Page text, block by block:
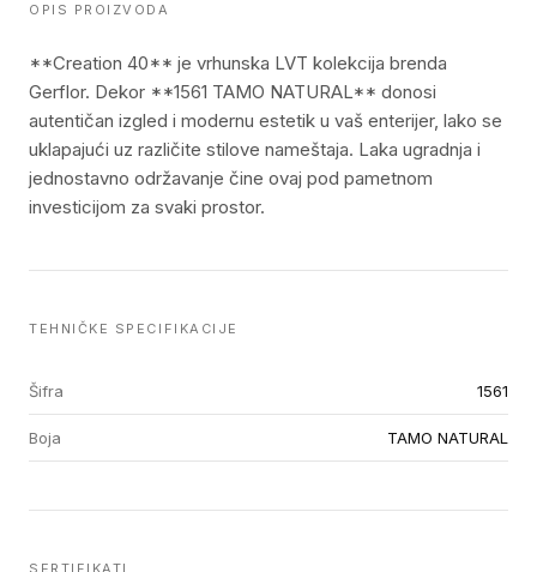
OPIS PROIZVODA
**Creation 40** je vrhunska LVT kolekcija brenda
Gerflor. Dekor **1561 TAMO NATURAL** donosi
autentičan izgled i modernu estetik u vaš enterijer, lako se
uklapajući uz različite stilove nameštaja. Laka ugradnja i
jednostavno održavanje čine ovaj pod pametnom
investicijom za svaki prostor.
TEHNIČKE SPECIFIKACIJE
Šifra 1561
Boja TAMO NATURAL
SERTIFIKATI